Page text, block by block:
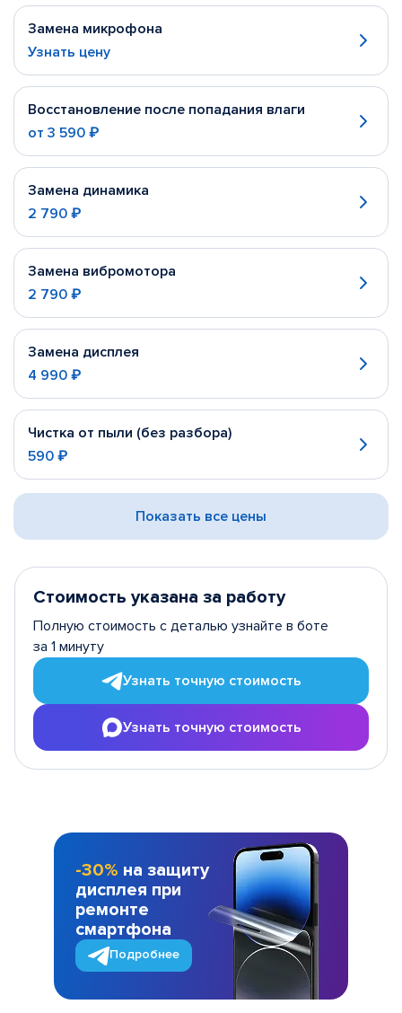
Замена микрофона
Узнать цену
Восстановление после попадания влаги
от 3 590 ₽
Замена динамика
2 790 ₽
Замена вибромотора
2 790 ₽
Замена дисплея
4 990 ₽
Чистка от пыли (без разбора)
590 ₽
Показать все цены
Стоимость указана за работу
Полную стоимость с деталью узнайте в боте
за 1 минуту
Узнать точную стоимость
Узнать точную стоимость
-30% на защиту
дисплея при
ремонте
смартфона
Подробнее